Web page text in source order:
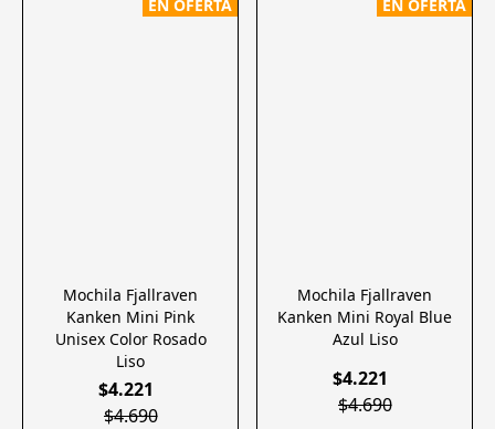
EN OFERTA
Mochila Fjallraven
Kanken Mini Pink
Unisex Color Rosado
Liso
$4.221
$4.690
EN OFERTA
Mochila Fjallraven
Kanken Mini Royal Blue
Azul Liso
$4.221
$4.690